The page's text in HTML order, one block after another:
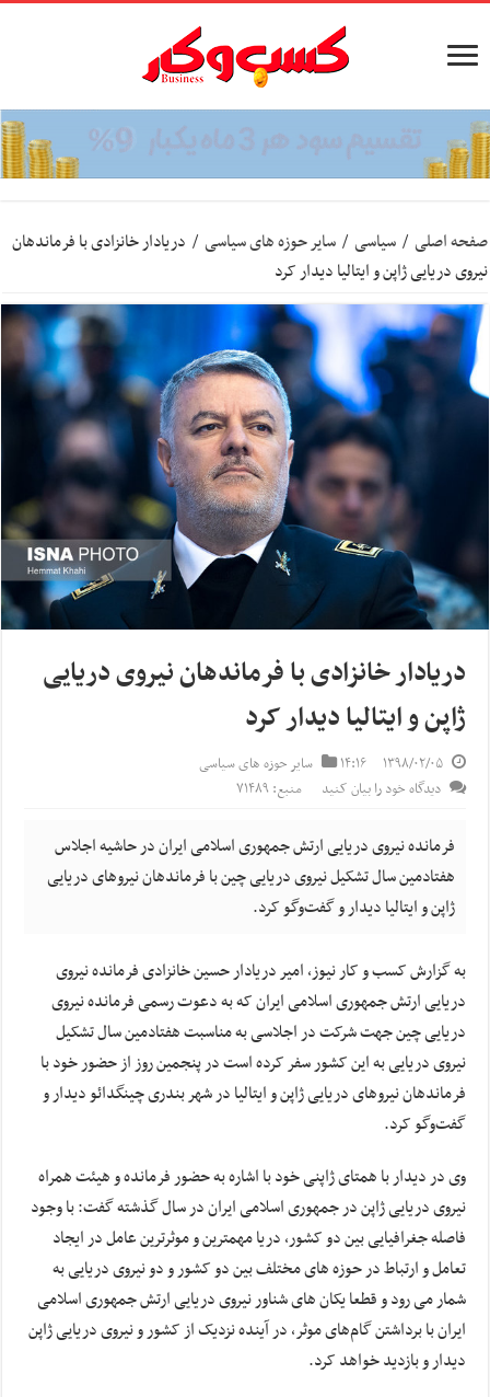
صفحه اصلی / سیاسی / سایر حوزه های سیاسی / دریادار خانزادی با فرماندهان
نیروی دریایی ژاپن و ایتالیا دیدار کرد
دریادار خانزادی با فرماندهان نیروی دریایی
ژاپن و ایتالیا دیدار کرد
۱۳۹۸/۰۲/۰۵ ۱۴:۱۶
سایر حوزه های سیاسی
دیدگاه خود را بیان کنید
منبع: ۷۱۴۸۹
فرمانده نیروی دریایی ارتش جمهوری اسلامی ایران در حاشیه اجلاس
هفتادمین سال تشکیل نیروی دریایی چین با فرماندهان نیروهای دریایی
ژاپن و ایتالیا دیدار و گفت‌وگو کرد.
به گزارش کسب و کار نیوز، امیر دریادار حسین خانزادی فرمانده نیروی
دریایی ارتش جمهوری اسلامی ایران که به دعوت رسمی فرمانده نیروی
دریایی چین جهت شرکت در اجلاسی به مناسبت هفتادمین سال تشکیل
نیروی دریایی به این کشور سفر کرده است در پنجمین روز از حضور خود با
فرماندهان نیروهای دریایی ژاپن و ایتالیا در شهر بندری چینگدائو دیدار و
گفت‌وگو کرد.
وی در دیدار با همتای ژاپنی خود با اشاره به حضور فرمانده و هیئت همراه
نیروی دریایی ژاپن در جمهوری اسلامی ایران در سال گذشته گفت: با وجود
فاصله جغرافیایی بین دو کشور، دریا مهمترین و موثرترین عامل در ایجاد
تعامل و ارتباط در حوزه های مختلف بین دو کشور و دو نیروی دریایی به
شمار می رود و قطعا یکان های شناور نیروی دریایی ارتش جمهوری اسلامی
ایران با برداشتن گام‌های موثر، در آینده نزدیک از کشور و نیروی دریایی ژاپن
دیدار و بازدید خواهد کرد.